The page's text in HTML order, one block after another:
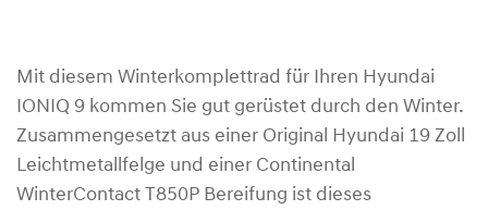
Mit diesem Winterkomplettrad für Ihren Hyundai
IONIQ 9 kommen Sie gut gerüstet durch den Winter.
Zusammengesetzt aus einer Original Hyundai 19 Zoll
Leichtmetallfelge und einer Continental
WinterContact T850P Bereifung ist dieses